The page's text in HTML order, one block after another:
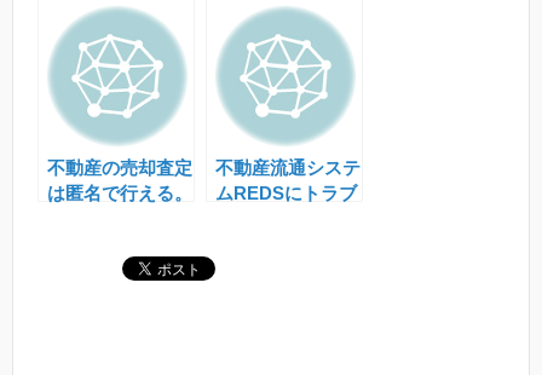
査定の流れまとめ
不動産の売却査定
は匿名で行える。
不動産流通システ
ムREDSにトラブ